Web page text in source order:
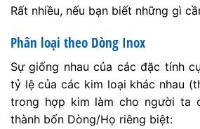
Rất nhiều, nếu bạn biết những gì
Phân loại theo Dòng Inox
Sự giống nhau của các đặc tính
tỷ lệ của các kim loại khác nhau
trong hợp kim làm cho người ta
thành bốn Dòng/Họ riêng biệt: